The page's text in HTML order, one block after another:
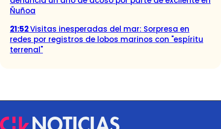
Ñuñoa
21:52Visitas inesperadas del mar: Sorpresa en
redes por registros de lobos marinos con "espíritu
terrenal"